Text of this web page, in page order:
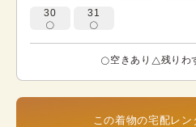
30 31
空きあり 残りわ
この着物の宅配レ